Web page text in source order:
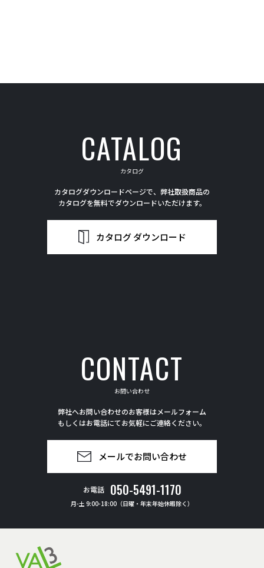
CATALOG
カタログ
カタログダウンロードページで、弊社取扱商品の
カタログを無料でダウンロードいただけます。
カタログ ダウンロード
CONTACT
お問い合わせ
弊社へお問い合わせのお客様はメールフォーム
もしくはお電話にてお気軽にご連絡ください。
メールでお問い合わせ
お電話 050-5491-1170
月-土 9:00-18:00（日曜・年末年始休暇除く）